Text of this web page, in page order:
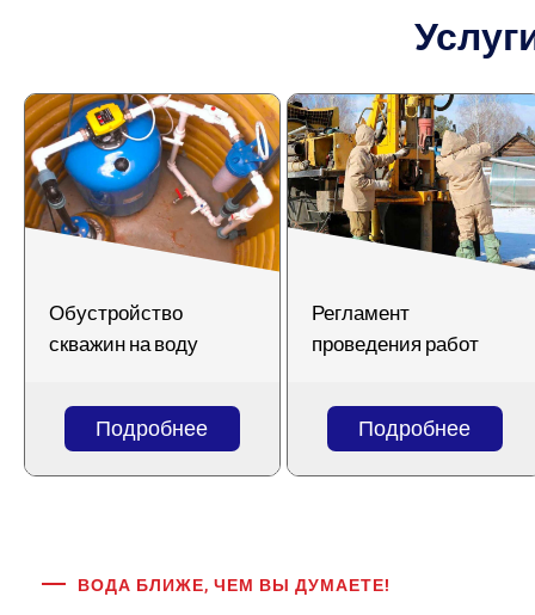
Обустройство
скважин на воду
Подробнее
Регламент
проведения работ
Подробнее
ВОДА БЛИЖЕ, ЧЕМ ВЫ ДУМАЕТЕ!